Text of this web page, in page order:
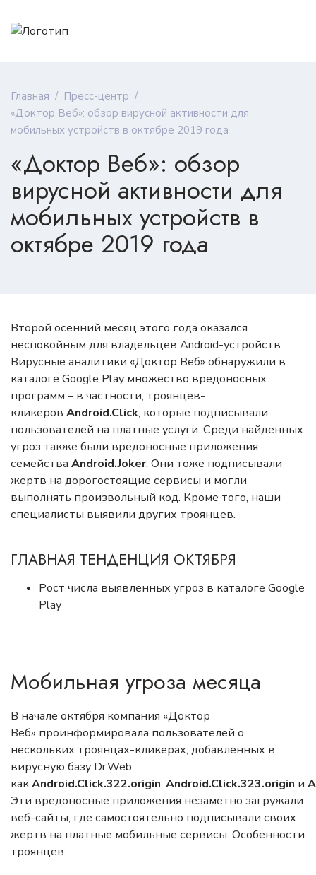
Главная / Пресс-центр /
«Доктор Веб»: обзор вирусной активности для
мобильных устройств в октябре 2019 года
«Доктор Веб»: обзор
вирусной активности для
мобильных устройств в
октябре 2019 года
Второй осенний месяц этого года оказался
неспокойным для владельцев Android-устройств.
Вирусные аналитики «Доктор Веб» обнаружили в
каталоге Google Play множество вредоносных
программ – в частности, троянцев-
кликеров Android.Click, которые подписывали
пользователей на платные услуги. Среди найденных
угроз также были вредоносные приложения
семейства Android.Joker. Они тоже подписывали
жертв на дорогостоящие сервисы и могли
выполнять произвольный код. Кроме того, наши
специалисты выявили других троянцев.
ГЛАВНАЯ ТЕНДЕНЦИЯ ОКТЯБРЯ
Рост числа выявленных угроз в каталоге Google
Play
Мобильная угроза месяца
В начале октября компания «Доктор
Веб» проинформировала пользователей о
нескольких троянцах-кликерах, добавленных в
вирусную базу Dr.Web
какAndroid.Click.322.origin, Android.Click.323.origin и
Эти вредоносные приложения незаметно загружали
веб-сайты, где самостоятельно подписывали своих
жертв на платные мобильные сервисы. Особенности
троянцев: